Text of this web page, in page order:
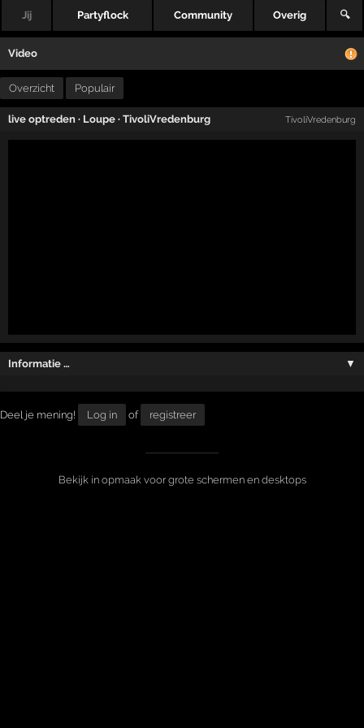
Jij Partyflock Community Overig 🔍
Video
Overzicht Populair
live optreden · Loupe ·TivoliVredenburg TivoliVredenburg
Informatie … ▼
Deel je mening! Log in of registreer
Bekijk in opmaak voor grote schermen en desktops